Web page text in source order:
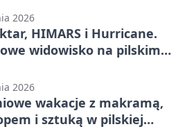
2026
HIMARS i Hurricane.
widowisko na pilskim
2026
wakacje z makramą,
i sztuką w pilskiej